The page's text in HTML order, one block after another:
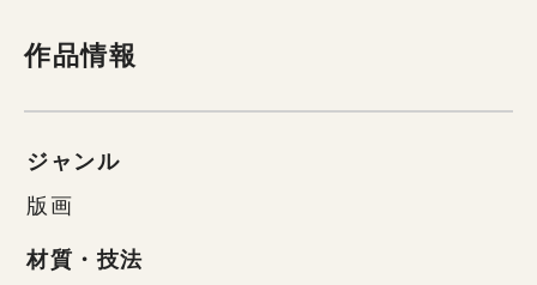
作品情報
ジャンル
版画
材質・技法